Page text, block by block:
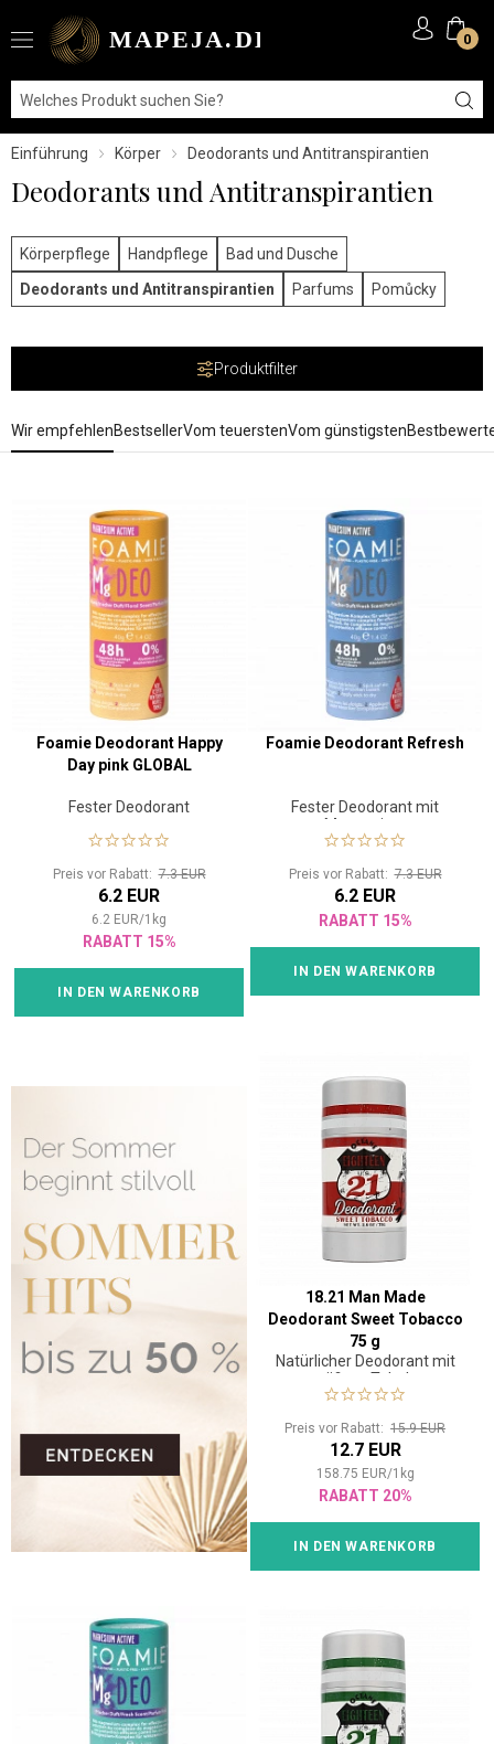
0
Einführung Körper Deodorants und Antitranspirantien
Deodorants und Antitranspirantien
Körperpflege Handpflege
Bad und Dusche
Deodorants und Antitranspirantien
Parfums Pomůcky
Produktfilter
Wir empfehlenBestsellerVom teuerstenVom günstigsten
Foamie Deodorant Happy
Day pink GLOBAL
Fester Deodorant
Preis vor Rabatt:7.3 EUR
6.2 EUR
6.2 EUR/1 kg
RABATT 15%
IN DEN WARENKORB
Foamie Deodorant Refresh
Fester Deodorant mit
Magnesium
Preis vor Rabatt:7.3 EUR
6.2 EUR
RABATT 15%
IN DEN WARENKORB
18.21 Man Made
Deodorant Sweet Tobacco
75 g
Natürlicher Deodorant mit
süßem Tabak
Preis vor Rabatt: 15.9 EUR
12.7 EUR
158.75 EUR/1 kg
RABATT 20%
IN DEN WARENKORB